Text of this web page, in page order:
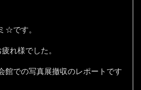
☆です。
れ様でした。
館での写真展撤収のレポートです